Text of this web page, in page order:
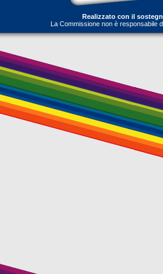
Realizzato con il
La Commissione non è responsabile